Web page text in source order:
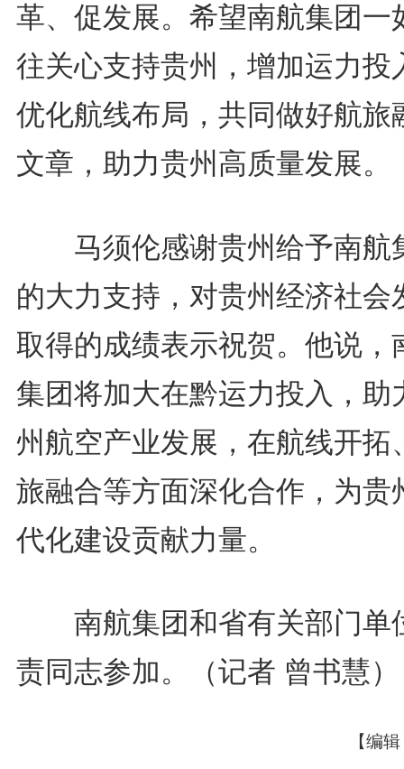
革、促发展。希望南航集团一
往关心支持贵州，增加运力投
优化航线布局，共同做好航旅
文章，助力贵州高质量发展。
马须伦感谢贵州给予南航
的大力支持，对贵州经济社会
取得的成绩表示祝贺。他说，
集团将加大在黔运力投入，助
州航空产业发展，在航线开拓
旅融合等方面深化合作，为贵
代化建设贡献力量。
南航集团和省有关部门单
责同志参加。（记者 曾书慧）
【编